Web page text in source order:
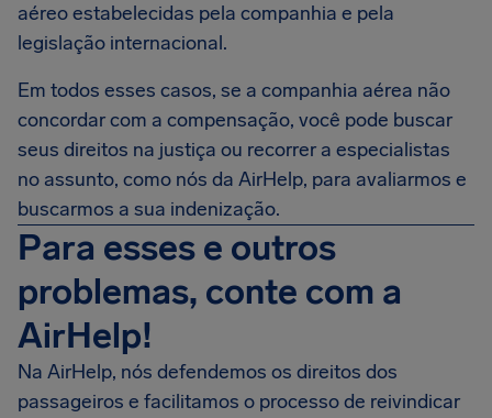
aéreo estabelecidas pela companhia e pela
legislação internacional.
Em todos esses casos, se a companhia aérea não
concordar com a compensação, você pode buscar
seus direitos na justiça ou recorrer a especialistas
no assunto, como nós da AirHelp, para avaliarmos e
buscarmos a sua indenização.
Para esses e outros
problemas, conte com a
AirHelp!
Na AirHelp, nós defendemos os direitos dos
passageiros e facilitamos o processo de reivindicar